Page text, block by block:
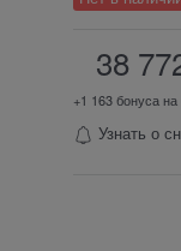
38
+1 163 бонуса
Узнать о